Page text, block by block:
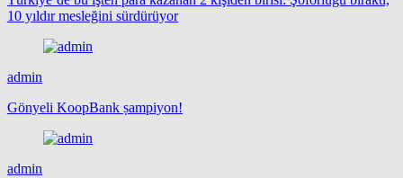
10 yıldır mesleğini sürdürüyor
admin
Gönyeli KoopBank ṣampiyon!
admin